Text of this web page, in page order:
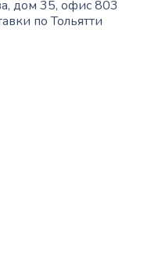
дом 35, офис 803
по Тольятти